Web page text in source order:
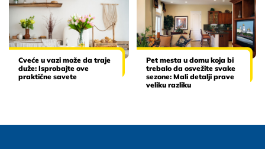
Cveće u vazi može da traje
duže: Isprobajte ove
praktične savete
Pet mesta u domu koja bi
trebalo da osvežite svake
sezone: Mali detalji prave
veliku razliku